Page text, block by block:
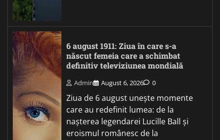
6 august 1911: Ziua în care s-a
născut femeia care a schimbat
definitiv televiziunea mondială
Admin August 6, 2026 0
Ziua de 6 august unește momente
care au redefinit lumea: de la
nașterea legendarei Lucille Ball și
eroismul românesc de la